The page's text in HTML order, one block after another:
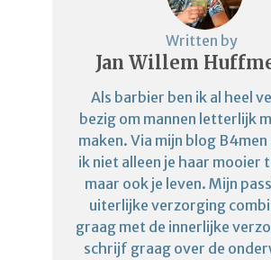
Written by
Jan Willem
Als barbier ben ik al heel
bezig om mannen letterlijk
maken. Via mijn blog
ik niet alleen je haar mooier
maar ook je leven. Mijn
uiterlijke verzorging
graag met de innerlijke
schrijf graag over de